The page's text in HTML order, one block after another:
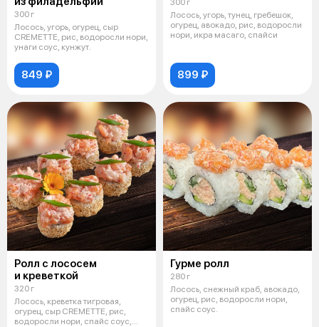
300 г
Лосось, угорь, огурец, сыр
CREMETTE, рис, водоросли нори,
унаги соус, кунжут.
849 ₽
300 г
Лосось, угорь, тунец, гребешок,
огурец, авокадо, рис, водоросли
нори, икра масаго, спайси
899 ₽
Ролл с лососем
и креветкой
320 г
Лосось, креветка тигровая,
огурец, сыр CREMETTE, рис,
водоросли нори, спайс соус,
Гурме ролл
280 г
Лосось, снежный краб, авокадо,
огурец, рис, водоросли нори,
спайс соус.